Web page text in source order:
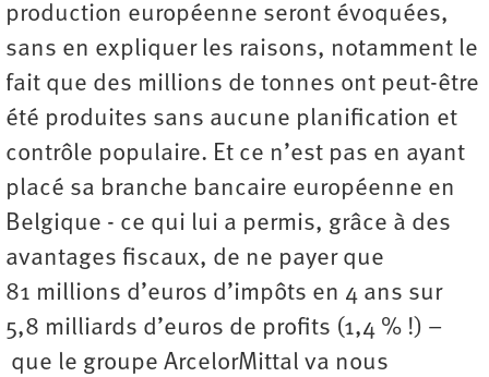
production européenne seront évoquées,
sans en expliquer les raisons, notamment le
fait que des millions de tonnes ont peut-être
été produites sans aucune planification et
contrôle populaire. Et ce n’est pas en ayant
placé sa branche bancaire européenne en
Belgique - ce qui lui a permis, grâce à des
avantages fiscaux, de ne payer que
81 millions d’euros d’impôts en 4 ans sur
5,8 milliards d’euros de profits (1,4 % !) –
que le groupe ArcelorMittal va nous